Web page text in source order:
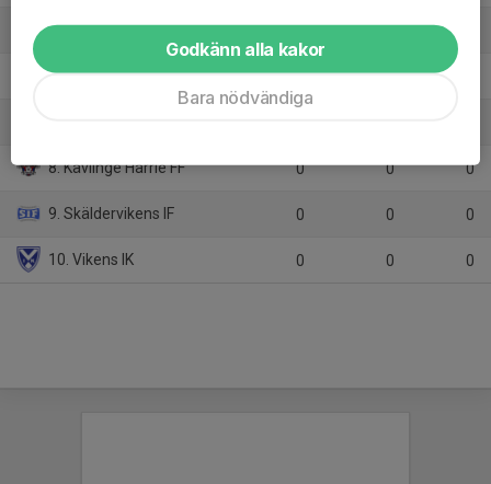
5. Råå IF 12 -19
6. Furulunds IK 12 -17
8. Kävlinge Harrie FF 0 0 0
9. Skäldervikens IF 0 0 0
10. Vikens IK 0 0 0
Godkänn alla kakor
Bara nödvändiga